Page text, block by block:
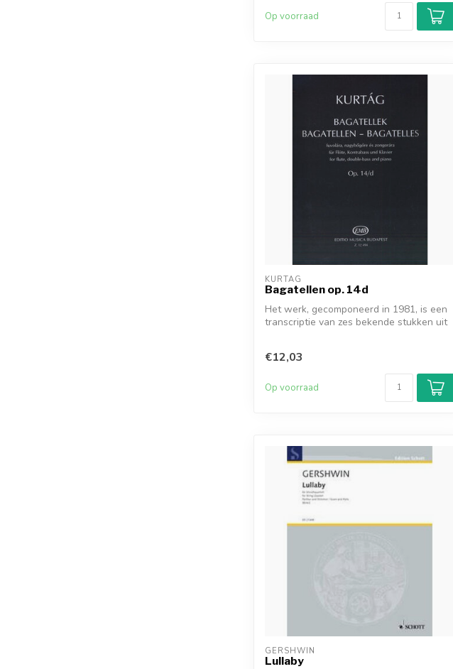
Op voorraad
KURTAG
Bagatellen op. 14d
Het werk, gecomponeerd in 1981, is een
transcriptie van zes bekende stukken uit
€12,03
Op voorraad
GERSHWIN
Lullaby